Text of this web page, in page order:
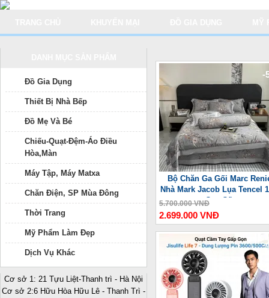
-
Bộ Chăn Ga Gối Marc
Nhà Mark Jacob Lụa Tencel
Cao Cấp
5.700.000 VNĐ
2.699.000 VNĐ
-
Đồ Gia Dụng
Thiết Bị Nhà Bếp
Đồ Mẹ Và Bé
Chiếu-Quạt-Đệm-Áo Điều
Hòa,Màn
Máy Tập, Máy Matxa
Chăn Điện, SP Mùa Đông
Thời Trang
Mỹ Phẩm Làm Đẹp
Dịch Vụ Khác
Cơ sở 1: 21 Tựu Liệt-Thanh trì - Hà Nội
Cơ sở 2:6 Hữu Hòa Hữu Lê - Thanh Trì -